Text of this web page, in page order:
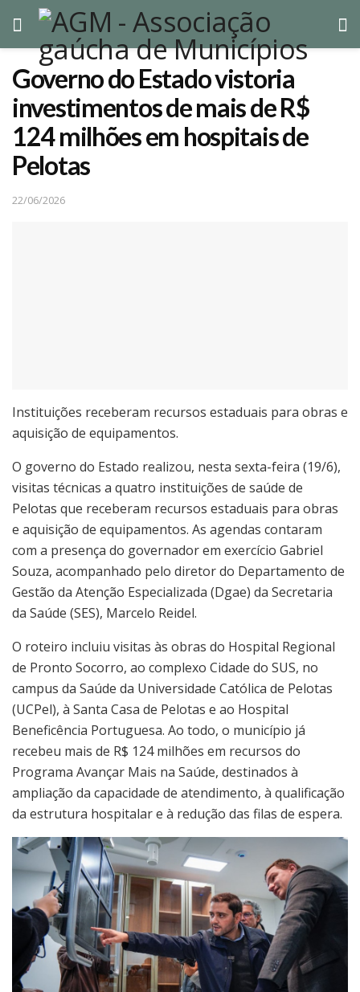
Governo do Estado vistoria
investimentos de mais de R$
124 milhões em hospitais de
Pelotas
22/06/2026
Instituições receberam recursos estaduais para obras e
aquisição de equipamentos.
O governo do Estado realizou, nesta sexta-feira (19/6),
visitas técnicas a quatro instituições de saúde de
Pelotas que receberam recursos estaduais para obras
e aquisição de equipamentos. As agendas contaram
com a presença do governador em exercício Gabriel
Souza, acompanhado pelo diretor do Departamento de
Gestão da Atenção Especializada (Dgae) da Secretaria
da Saúde (SES), Marcelo Reidel.
O roteiro incluiu visitas às obras do Hospital Regional
de Pronto Socorro, ao complexo Cidade do SUS, no
campus da Saúde da Universidade Católica de Pelotas
(UCPel), à Santa Casa de Pelotas e ao Hospital
Beneficência Portuguesa. Ao todo, o município já
recebeu mais de R$ 124 milhões em recursos do
Programa Avançar Mais na Saúde, destinados à
ampliação da capacidade de atendimento, à qualificação
da estrutura hospitalar e à redução das filas de espera.